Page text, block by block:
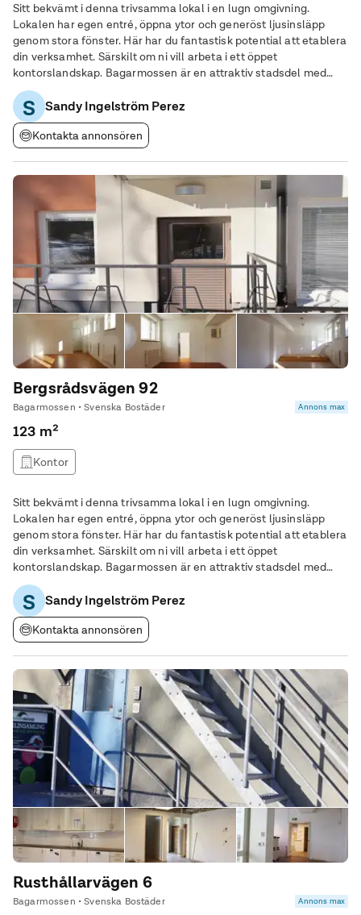
Sitt bekvämt i denna trivsamma lokal i en lugn omgivning.
Lokalen har egen entré, öppna ytor och generöst ljusinsläpp
genom stora fönster. Här har du fantastisk potential att etablera
din verksamhet. Särskilt om ni vill arbeta i ett öppet
kontorslandskap. Bagarmossen är en attraktiv stadsdel med
hög trivsel och trygghet. Det är ett grönskande område med
närhet till både innerstan och natur.
S Sandy Ingelström Perez
Kontakta annonsören
Bergsrådsvägen 92
Bagarmossen • Svenska Bostäder Annons max
123 m²
Kontor
Sitt bekvämt i denna trivsamma lokal i en lugn omgivning.
Lokalen har egen entré, öppna ytor och generöst ljusinsläpp
genom stora fönster. Här har du fantastisk potential att etablera
din verksamhet. Särskilt om ni vill arbeta i ett öppet
kontorslandskap. Bagarmossen är en attraktiv stadsdel med
hög trivsel och trygghet. Det är ett grönskande område med
närhet till både innerstan och natur.
S Sandy Ingelström Perez
Kontakta annonsören
Rusthållarvägen 6
Bagarmossen • Svenska Bostäder Annons max